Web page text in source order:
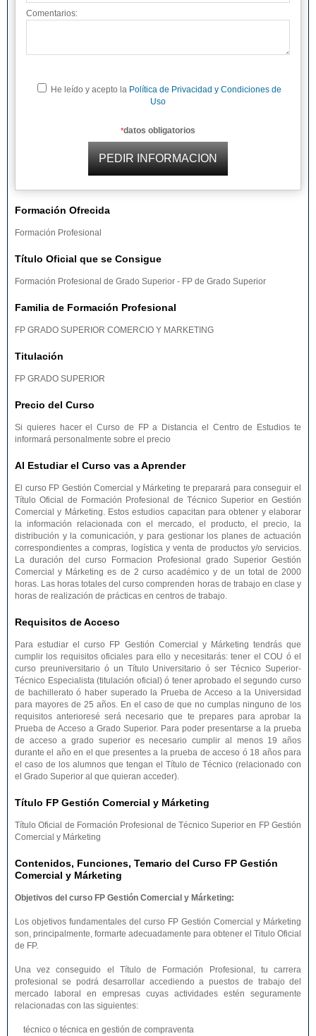
Comentarios:
He leído y acepto la Política de Privacidad y Condiciones de
Uso
*datos obligatorios
Formación Ofrecida
Formación Profesional
Título Oficial que se Consigue
Formación Profesional de Grado Superior - FP de Grado Superior
Familia de Formación Profesional
FP GRADO SUPERIOR COMERCIO Y MARKETING
Titulación
FP GRADO SUPERIOR
Precio del Curso
Si quieres hacer el Curso de FP a Distancia el Centro de Estudios te
informará personalmente sobre el precio
Al Estudiar el Curso vas a Aprender
El curso FP Gestión Comercial y Márketing te preparará para conseguir el
Título Oficial de Formación Profesional de Técnico Superior en Gestión
Comercial y Márketing. Estos estudios capacitan para obtener y elaborar
la información relacionada con el mercado, el producto, el precio, la
distribución y la comunicación, y para gestionar los planes de actuación
correspondientes a compras, logística y venta de productos y/o servicios.
La duración del curso Formacion Profesional grado Superior Gestión
Comercial y Márketing es de 2 curso académico y de un total de 2000
horas. Las horas totales del curso comprenden horas de trabajo en clase y
horas de realización de prácticas en centros de trabajo.
Requisitos de Acceso
Para estudiar el curso FP Gestión Comercial y Márketing tendrás que
cumplir los requisitos oficiales para ello y necesitarás: tener el COU ó el
curso preuniversitario ó un Título Universitario ó ser Técnico Superior-
Técnico Especialista (titulación oficial) ó tener aprobado el segundo curso
de bachillerato ó haber superado la Prueba de Acceso a la Universidad
para mayores de 25 años. En el caso de que no cumplas ninguno de los
requisitos anterioresé será necesario que te prepares para aprobar la
Prueba de Acceso a Grado Superior. Para poder presentarse a la prueba
de acceso a grado superior es necesario cumplir al menos 19 años
durante el año en el que presentes a la prueba de acceso ó 18 años para
el caso de los alumnos que tengan el Título de Técnico (relacionado con
el Grado Superior al que quieran acceder).
Título FP Gestión Comercial y Márketing
Título Oficial de Formación Profesional de Técnico Superior en FP Gestión
Comercial y Márketing
Contenidos, Funciones, Temario del Curso FP Gestión
Comercial y Márketing
Objetivos del curso FP Gestión Comercial y Márketing:
Los objetivos fundamentales del curso FP Gestión Comercial y Márketing
son, principalmente, formarte adecuadamente para obtener el Titulo Oficial
de FP.
Una vez conseguido el Título de Formación Profesional, tu carrera
profesional se podrá desarrollar accediendo a puestos de trabajo del
mercado laboral en empresas cuyas actividades estén seguramente
relacionadas con las siguientes:
técnico o técnica en gestión de compraventa